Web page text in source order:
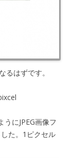
はずです。
にJPEG画像フ
た。1ピクセル